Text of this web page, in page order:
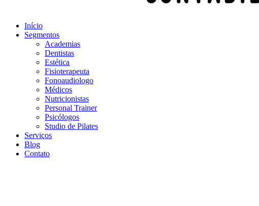
Início
Segmentos
Academias
Dentistas
Estética
Fisioterapeuta
Fonoaudiologo
Médicos
Nutricionistas
Personal Trainer
Psicólogos
Studio de Pilates
Serviços
Blog
Contato